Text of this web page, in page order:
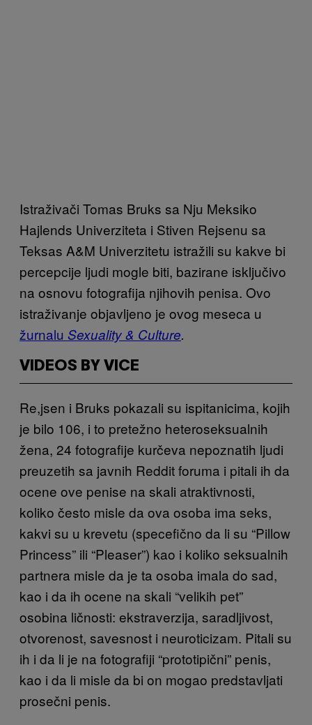
Istraživači Tomas Bruks sa Nju Meksiko
Hajlends Univerziteta i Stiven Rejsenu sa
Teksas A&M Univerzitetu istražili su kakve bi
percepcije ljudi mogle biti, bazirane isključivo
na osnovu fotografija njihovih penisa. Ovo
istraživanje objavljeno je ovog meseca u
žurnalu Sexuality & Culture.
VIDEOS BY VICE
Re,jsen i Bruks pokazali su ispitanicima, kojih
je bilo 106, i to pretežno heteroseksualnih
žena, 24 fotografije kurčeva nepoznatih ljudi
preuzetih sa javnih Reddit foruma i pitali ih da
ocene ove penise na skali atraktivnosti,
koliko često misle da ova osoba ima seks,
kakvi su u krevetu (specefično da li su “Pillow
Princess” ili “Pleaser”) kao i koliko seksualnih
partnera misle da je ta osoba imala do sad,
kao i da ih ocene na skali “velikih pet”
osobina ličnosti: ekstraverzija, saradljivost,
otvorenost, savesnost i neuroticizam. Pitali su
ih i da li je na fotografiji “prototipični” penis,
kao i da li misle da bi on mogao predstavljati
prosečni penis.